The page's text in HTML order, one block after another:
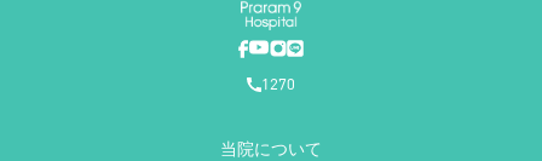
1270
当院について